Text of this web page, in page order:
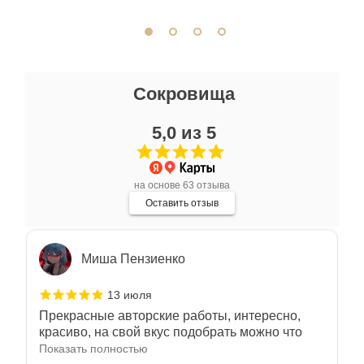
Сокровища
5,0 из 5
на основе 63 отзыва
Оставить отзыв
Очень большой выбор украшений! Каждое -
индивидуально и завораживает своей
красотой! Трудно не купить всё! Спасибо!
Отзыв Яндекс.Карты
Миша Пензиенко
13 июля
Прекрасные авторские работы, интересно,
красиво, на свой вкус подобрать можно что
угодно
Показать полностью